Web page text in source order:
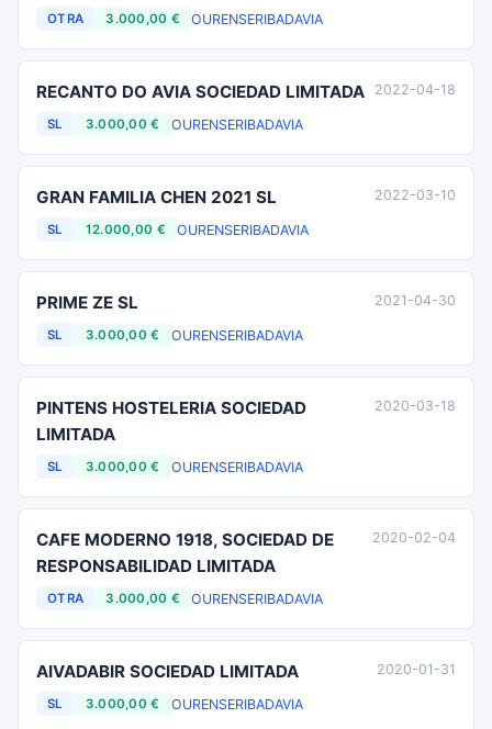
OTRA 3.000,00 € OURENSERIBADAVIA
RECANTO DO AVIA SOCIEDAD LIMITADA
SL 3.000,00 € OURENSERIBADAVIA
2022-04-18
GRAN FAMILIA CHEN 2021 SL
SL 12.000,00 € OURENSERIBADAVIA
2022-03-10
PRIME ZE SL
SL 3.000,00 € OURENSERIBADAVIA
2021-04-30
PINTENS HOSTELERIA SOCIEDAD
LIMITADA
SL 3.000,00 € OURENSERIBADAVIA
2020-03-18
CAFE MODERNO 1918, SOCIEDAD DE
RESPONSABILIDAD LIMITADA
OTRA 3.000,00 € OURENSERIBADAVIA
2020-02-04
AIVADABIR SOCIEDAD LIMITADA
SL 3.000,00 € OURENSERIBADAVIA
2020-01-31